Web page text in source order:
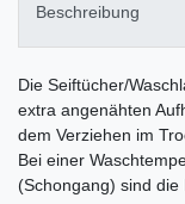
Beschreibung
Die Seiftücher/
extra angenähten
dem Verziehen im
Bei einer
(Schongang) sind die